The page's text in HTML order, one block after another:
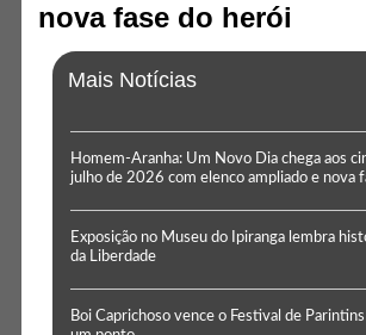
nova fase do herói
Mais Notícias
Homem-Aranha: Um Novo Dia chega aos
julho de 2026 com elenco ampliado e nova
Exposição no Museu do Ipiranga lembra
da Liberdade
Boi Caprichoso vence o Festival de